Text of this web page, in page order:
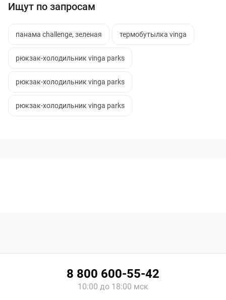
Ищут по запросам
панама challenge, зеленая термобутылка vinga
рюкзак-холодильник vinga parks
рюкзак-холодильник vinga parks
рюкзак-холодильник vinga parks
8 800 600-55-42
10:00 до 18:00 мск